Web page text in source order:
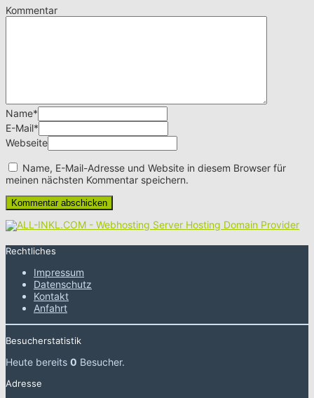
Kommentar
Name*
E-Mail*
Webseite
Name, E-Mail-Adresse und Website in diesem Browser für
meinen nächsten Kommentar speichern.
Rechtliches
Impressum
Datenschutz
Kontakt
Anfahrt
Besucherstatistik
Heute bereits 0 Besucher.
Adresse